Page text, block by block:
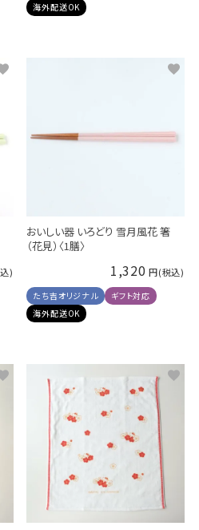
海外配送OK
おいしい器 いろどり 雪月風花 箸
（花見）〈1膳〉
1,320
たち吉オリジナル
ギフト対応
海外配送OK